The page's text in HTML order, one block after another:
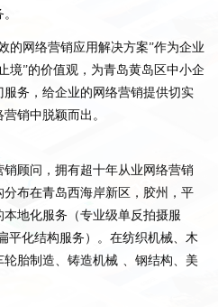
的网络营销应用解决方案”作为企业
境”的价值观，为青岛黄岛区中小企
务，给企业的网络营销提供切实
销中脱颖而出。
顾问，拥有超十年从业网络营销
布在青岛西海岸新区，胶州，平
地化服务（专业级单反拍摄服
平化结构服务）。在纺织机械、木
胎制造、铸造机械 、钢结构、美